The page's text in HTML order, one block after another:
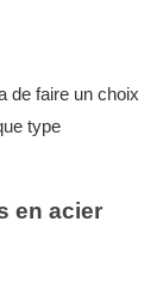
de faire un choix
type
en acier